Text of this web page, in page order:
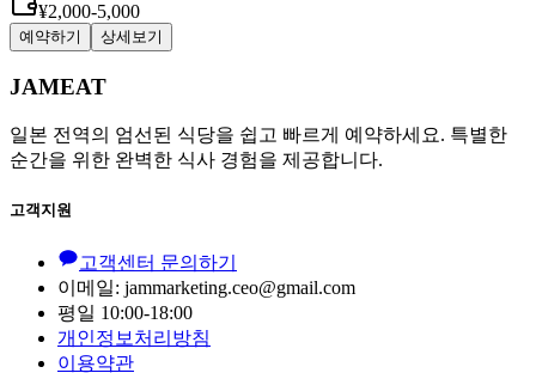
¥2,000-5,000
예약하기 상세보기
JAMEAT
일본 전역의 엄선된 식당을 쉽고 빠르게 예약하세요. 특별한
순간을 위한 완벽한 식사 경험을 제공합니다.
고객지원
고객센터 문의하기
이메일: jammarketing.ceo@gmail.com
평일 10:00-18:00
개인정보처리방침
이용약관